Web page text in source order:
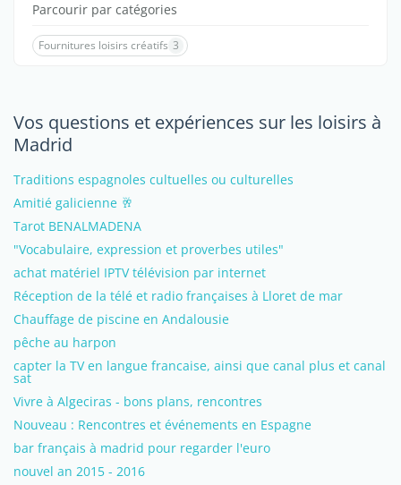
Parcourir par catégories
Fournitures loisirs créatifs 3
Vos questions et expériences sur les loisirs à
Madrid
Traditions espagnoles cultuelles ou culturelles
Amitié galicienne 🥂
Tarot BENALMADENA
"Vocabulaire, expression et proverbes utiles"
achat matériel IPTV télévision par internet
Réception de la télé et radio françaises à Lloret de mar
Chauffage de piscine en Andalousie
pêche au harpon
capter la TV en langue francaise, ainsi que canal plus et canal
sat
Vivre à Algeciras - bons plans, rencontres
Nouveau : Rencontres et événements en Espagne
bar français à madrid pour regarder l'euro
nouvel an 2015 - 2016